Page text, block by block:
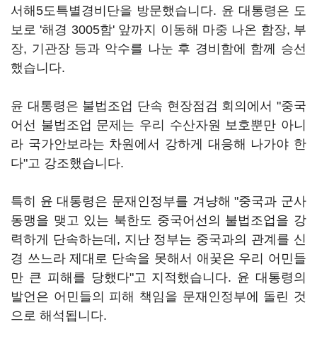
서해5도특별경비단을 방문했습니다. 윤 대통령은 도
보로 '해경 3005함' 앞까지 이동해 마중 나온 함장, 부
장, 기관장 등과 악수를 나눈 후 경비함에 함께 승선
했습니다.
윤 대통령은 불법조업 단속 현장점검 회의에서 "중국
어선 불법조업 문제는 우리 수산자원 보호뿐만 아니
라 국가안보라는 차원에서 강하게 대응해 나가야 한
다"고 강조했습니다.
특히 윤 대통령은 문재인정부를 겨냥해 "중국과 군사
동맹을 맺고 있는 북한도 중국어선의 불법조업을 강
력하게 단속하는데, 지난 정부는 중국과의 관계를 신
경 쓰느라 제대로 단속을 못해서 애꿎은 우리 어민들
만 큰 피해를 당했다"고 지적했습니다. 윤 대통령의
발언은 어민들의 피해 책임을 문재인정부에 돌린 것
으로 해석됩니다.